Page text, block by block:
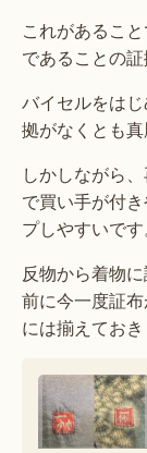
これがあるこ
であることの証
バイセルをは
拠がなくとも真
しかしながら
で買い手が付
プしやすいです
反物から着物
前に今一度証
には揃えておき